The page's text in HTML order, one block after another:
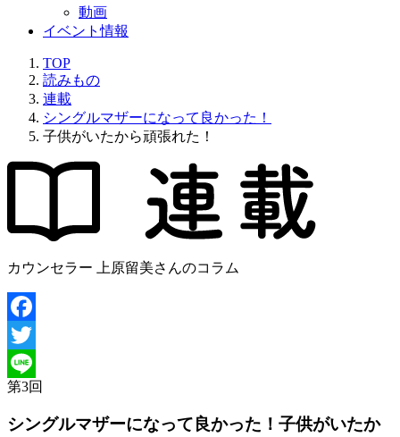
動画
イベント情報
TOP
読みもの
連載
シングルマザーになって良かった！
子供がいたから頑張れた！
カウンセラー 上原留美さんのコラム
Facebook
Twitter
Line
第3回
シングルマザーになって良かった！ 子供がいたか